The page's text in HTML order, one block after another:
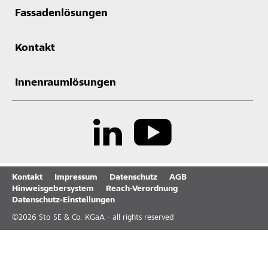
Fassadenlösungen
Kontakt
Innenraumlösungen
Kontakt Impressum Datenschutz
AGB
Hinweisgebersystem
Reach-Verordnung
Datenschutz-Einstellungen
©2026 Sto SE & Co. KGaA - all rights reserved